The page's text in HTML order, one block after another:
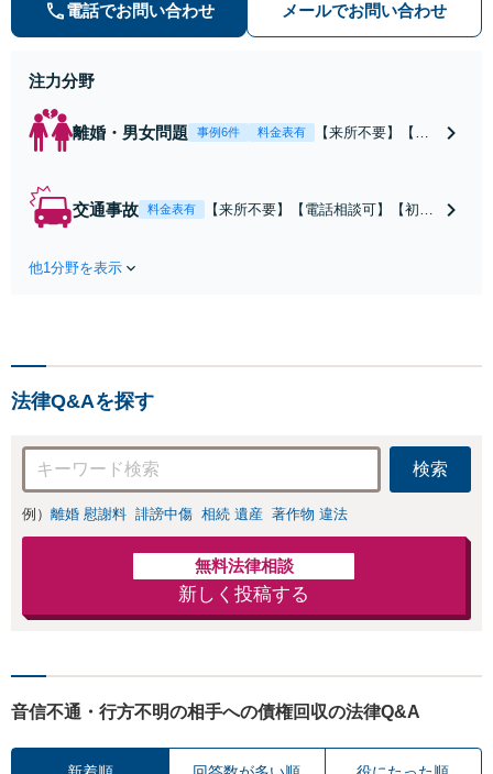
電話でお問い合わせ メールでお問い合わせ
注力分野
離婚・男女問題 事例6件 料金表有
【来所不要】【電
争点を整理し、見
交通事故 料金表有
【来所不要】【電話相談可】【初回
他1分野を表示
法律Q&Aを探す
検索
例） 離婚 慰謝料 誹謗中傷 相続 遺産 著作物 違法
無料法律相談
新しく投稿する
音信不通・行方不明の相手への債権回収の法律Q&A